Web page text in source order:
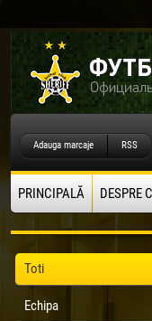
Adauga marcaje RSS
PRINCIPALĂ DESPRE
Toti
Echipa